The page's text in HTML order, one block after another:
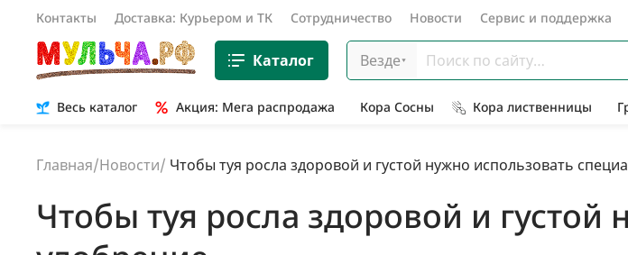
Контакты Доставка: Курьером и ТК Сотрудничество Новости Сервис и поддержка
Каталог Везде
Весь каталог Акция: Мега распродажа Кора Сосны Кора лиственницы
Главная/Новости/ Чтобы туя росла здоровой и густой нужно использовать
Чтобы туя росла здоровой и